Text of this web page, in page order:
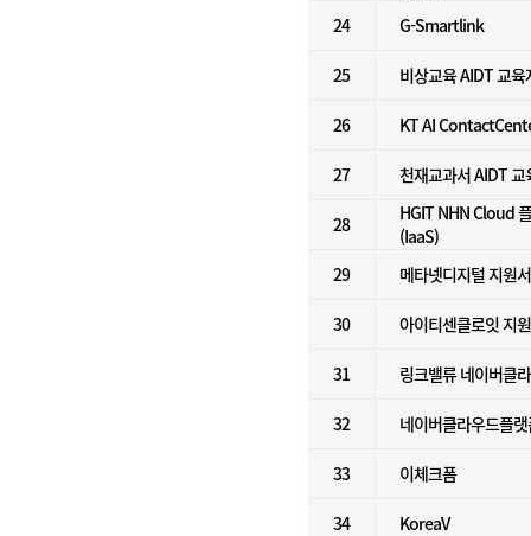
24
G-Smartlink
25 비상교육 AIDT 교육
26 KT AI
27 천재교과서 AIDT 교
28
HGIT NHN Cloud
(IaaS)
29
메타넷디지털 지원
30 아이티센클로잇 지
31 링크밸류 네이버클
32 네이버클라우드플
33 이체크폼
34 KoreaV